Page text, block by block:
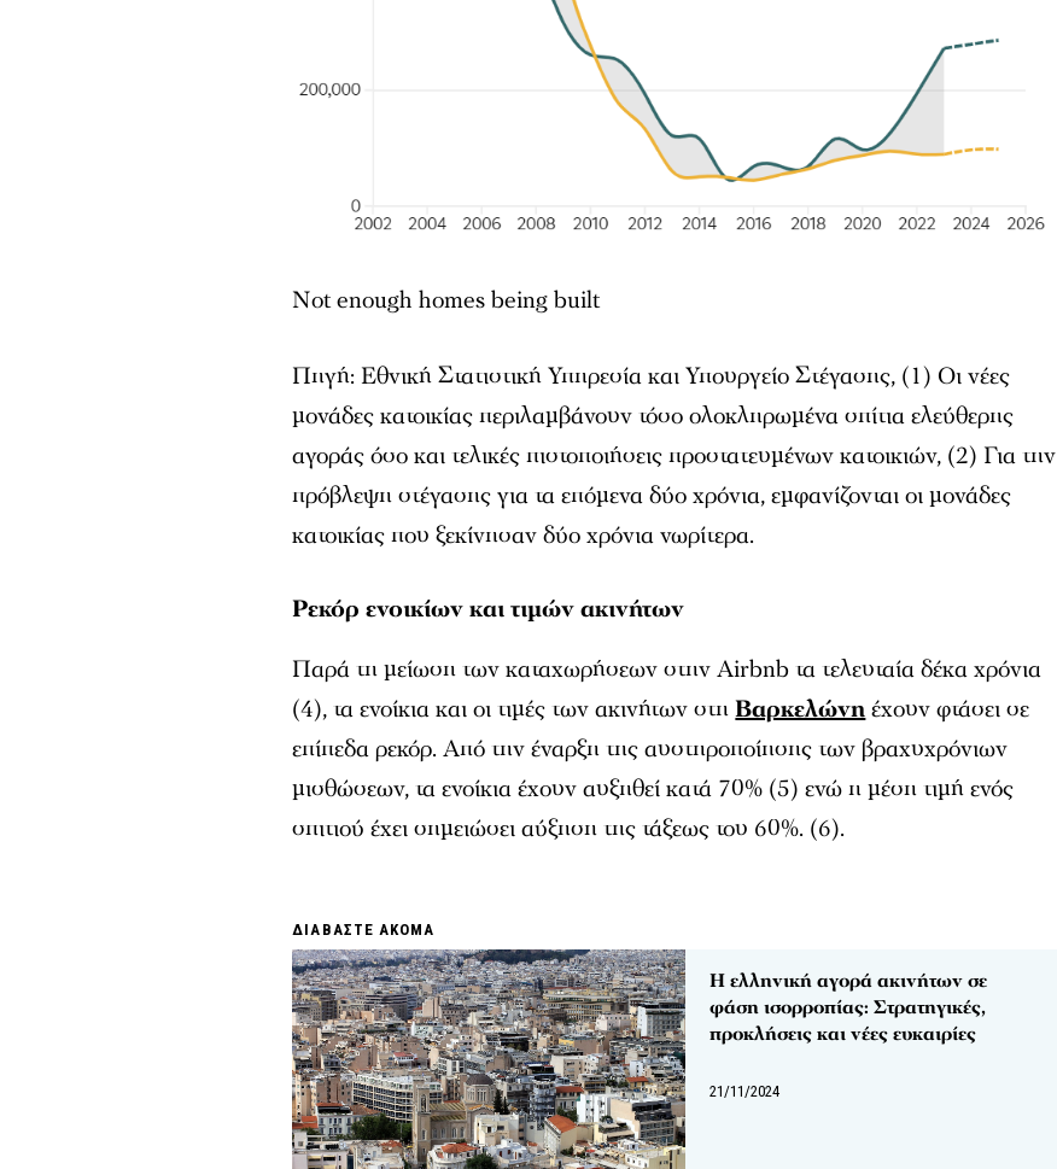
Not enough homes being built
Πηγή: Εθνική Στατιστική Υπηρεσία και Υπουργείο Στέγασης, (1) Οι νέες
μονάδες κατοικίας περιλαμβάνουν τόσο ολοκληρωμένα σπίτια ελεύθερης
αγοράς όσο και τελικές πιστοποιήσεις προστατευμένων κατοικιών, (2) Για την
πρόβλεψη στέγασης για τα επόμενα δύο χρόνια, εμφανίζονται οι μονάδες
κατοικίας που ξεκίνησαν δύο χρόνια νωρίτερα.
Ρεκόρ ενοικίων και τιμών ακινήτων
Παρά τη μείωση των καταχωρήσεων στην Airbnb τα τελευταία δέκα χρόνια
(4), τα ενοίκια και οι τιμές των ακινήτων στηΒαρκελώνηέχουν φτάσει σε
επίπεδα ρεκόρ. Από την έναρξη της αυστηροποίησης των βραχυχρόνιων
μισθώσεων, τα ενοίκια έχουν αυξηθεί κατά 70% (5) ενώ η μέση τιμή ενός
σπιτιού έχει σημειώσει αύξηση της τάξεως του 60%. (6).
ΔΙΑΒΑΣΤΕ ΑΚΟΜΑ
Η ελληνική αγορά ακινήτων σε
φάση ισορροπίας: Στρατηγικές,
προκλήσεις και νέες ευκαιρίες
21/11/2024